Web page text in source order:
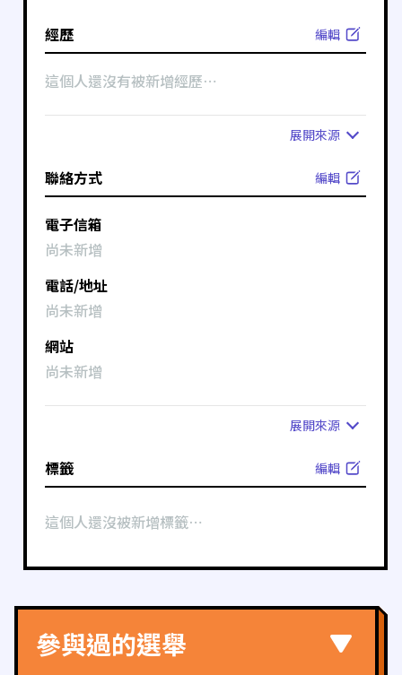
經歷 編輯
這個人還沒有被新增經歷⋯
展開來源
聯絡方式 編輯
電子信箱
尚未新增
電話/地址
尚未新增
網站
尚未新增
展開來源
標籤 編輯
這個人還沒被新增標籤⋯
參與過的選舉